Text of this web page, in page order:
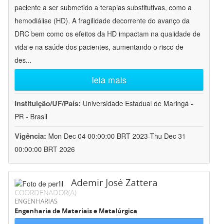
paciente a ser submetido a terapias substitutivas, como a
hemodiálise (HD). A fragilidade decorrente do avanço da
DRC bem como os efeitos da HD impactam na qualidade de
vida e na saúde dos pacientes, aumentando o risco de
des...
leia mais
Instituição/UF/País: Universidade Estadual de Maringá -
PR - Brasil
Vigência: Mon Dec 04 00:00:00 BRT 2023-Thu Dec 31
00:00:00 BRT 2026
Ademir José Zattera
COORDENADOR(A)
ENGENHARIAS
Engenharia de Materiais e Metalúrgica